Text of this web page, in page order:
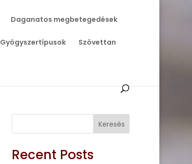
Daganatos megbetegedések
Gyógyszertípusok Szövettan
Keresés
Recent Posts